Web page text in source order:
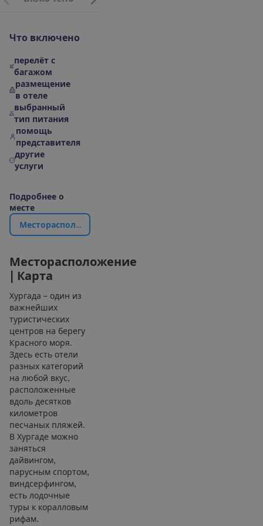
Что включено
перелёт с
багажом
размещение
в отеле
выбранный
тип питания
помощь
представителя
другие
услуги
Подробнее о
месте
Месторасполож
Месторасположение
Карта
Хургада – один из
важнейших
туристических
центров на берегу
Красного моря.
Здесь есть отели
разных категорий
на любой вкус,
расположенные
вдоль десятков
километров
песчаных пляжей.
В Хургаде можно
заняться
дайвингом,
парусным спортом,
виндсерфингом,
есть лодочные
туры к коралловым
рифам.